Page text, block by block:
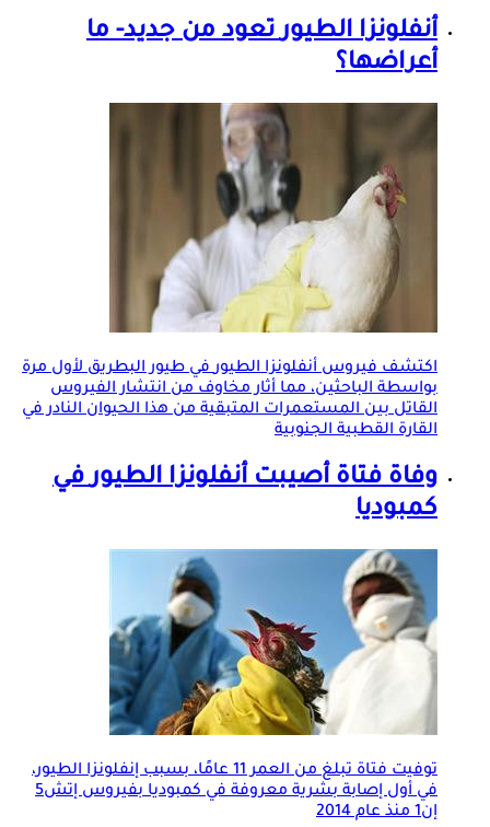
أنفلونزا الطيورتعود من جديد- ما
أعراضها؟
اكتشف فيروسأنفلونزا الطيورفي طيور البطريق لأول مرة
بواسطة الباحثين، مما أثار مخاوف من انتشار الفيروس
القاتل بين المستعمرات المتبقية من هذا الحيوان النادر في
القارة القطبية الجنوبية
وفاة فتاة أصيبتأنفلونزا الطيورفي
كمبوديا
توفيت فتاة تبلغ من العمر 11 عامًا، بسبب إنفلونزا الطيور،
في أول إصابة بشرية معروفة في كمبوديا بفيروس إتش5
إن1 منذ عام 2014